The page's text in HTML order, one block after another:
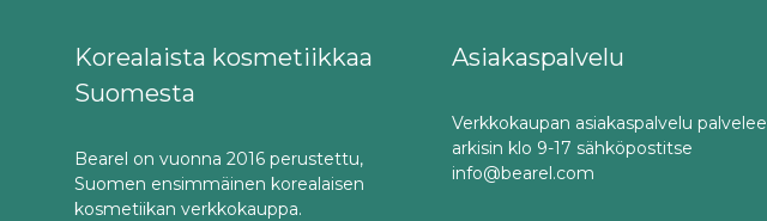
Korealaista kosmetiikkaa
Suomesta
Bearel on vuonna 2016 perustettu,
Suomen ensimmäinen korealaisen
kosmetiikan verkkokauppa.
Asiakaspalvelu
Verkkokaupan asiakaspalvelu palvelee
arkisin klo 9-17 sähköpostitse
info@bearel.com